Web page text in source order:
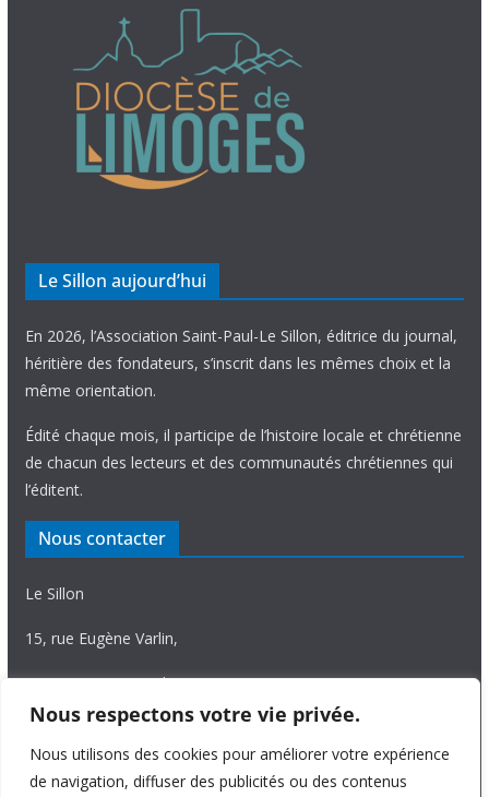
Nous respectons votre vie privée.
Nous utilisons des cookies pour améliorer votre expérience
de navigation, diffuser des publicités ou des contenus
Le Sillon aujourd’hui
En 2026, l’Association Saint-Paul-Le Sillon, éditrice du journal,
héritière des fondateurs, s’inscrit dans les mêmes choix et la
même orientation.
Édité chaque mois, il participe de l’histoire locale et chrétienne
de chacun des lecteurs et des communautés chrétiennes qui
l’éditent.
Nous contacter
Le Sillon
15, rue Eugène Varlin,
87036 Limoges Cedex.
Tél. 05 55 06 14 15
Nous écrire